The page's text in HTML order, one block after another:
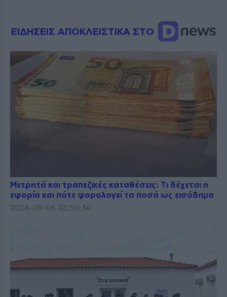
ΕΙΔΗΣΕΙΣ ΑΠΟΚΛΕΙΣΤΙΚΑ ΣΤΟ
Μετρητά και τραπεζικές καταθέσεις: Τι δέχεται η
εφορία και πότε φορολογεί τα ποσά ως εισόδημα
2026-08-08 03:50:34